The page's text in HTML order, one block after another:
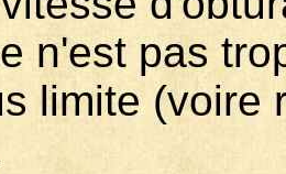
n'est pas
limite (voire